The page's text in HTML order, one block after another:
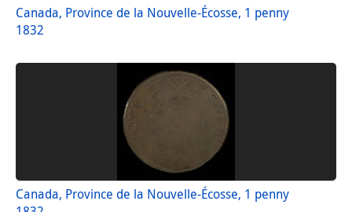
Canada, Province de la Nouvelle-Écosse, 1 penny
1832
Canada, Province de la Nouvelle-Écosse, 1 penny